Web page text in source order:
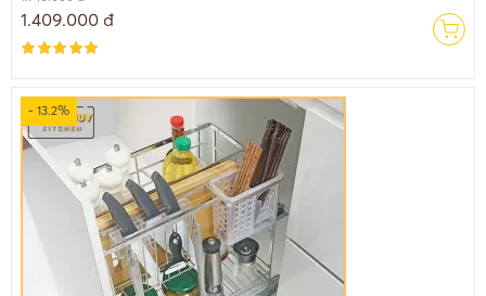
1.409.000 đ
- 13.2%